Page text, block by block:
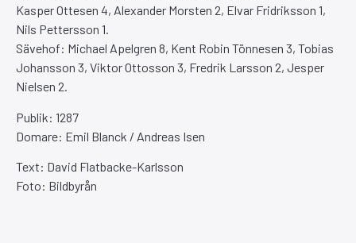
Kasper Ottesen 4, Alexander Morsten 2, Elvar Fridriksson 1,
Nils Pettersson 1.
Sävehof: Michael Apelgren 8, Kent Robin Tönnesen 3, Tobias
Johansson 3, Viktor Ottosson 3, Fredrik Larsson 2, Jesper
Nielsen 2.
Publik: 1287
Domare: Emil Blanck / Andreas Isen
Text: David Flatbacke-Karlsson
Foto: Bildbyrån